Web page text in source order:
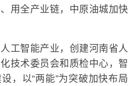
用全产业链，中原油城加快
智能产业，创建河南省人
技术委员会和质检中心，智
，以“两能”为突破加快布局